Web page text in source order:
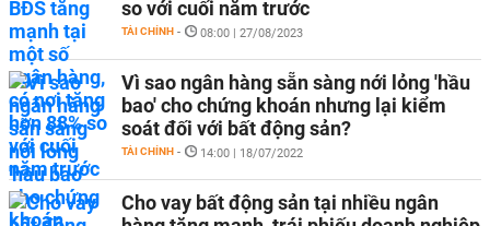
so với cuối năm trước
TÀI CHÍNH - 08:00 | 27/08/2023
Vì sao ngân hàng sẵn sàng nới lỏng 'hầu
bao' cho chứng khoán nhưng lại kiểm
soát đối với bất động sản?
TÀI CHÍNH - 14:00 | 18/07/2022
Cho vay bất động sản tại nhiều ngân